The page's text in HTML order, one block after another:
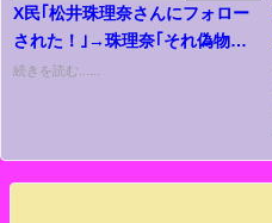
X民｢松井珠理奈さんにフォロー
された！｣→珠理奈｢それ偽物の
アカウントです｣【元SKE48】
続きを読む......